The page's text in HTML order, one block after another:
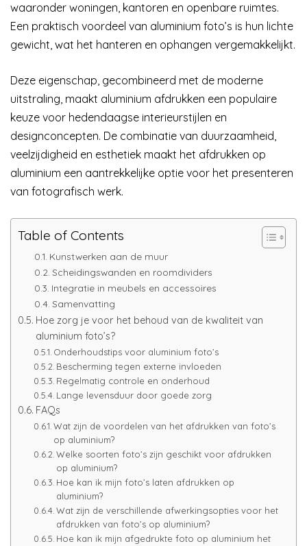
waaronder woningen, kantoren en openbare ruimtes.
Een praktisch voordeel van aluminium foto’s is hun lichte
gewicht, wat het hanteren en ophangen vergemakkelijkt.
Deze eigenschap, gecombineerd met de moderne
uitstraling, maakt aluminium afdrukken een populaire
keuze voor hedendaagse interieurstijlen en
designconcepten. De combinatie van duurzaamheid,
veelzijdigheid en esthetiek maakt het afdrukken op
aluminium een aantrekkelijke optie voor het presenteren
van fotografisch werk.
Table of Contents
Kunstwerken aan de muur
Scheidingswanden en roomdividers
Integratie in meubels en accessoires
Samenvatting
Hoe zorg je voor het behoud van de kwaliteit van
aluminium foto’s?
Onderhoudstips voor aluminium foto’s
Bescherming tegen externe invloeden
Regelmatig controle en onderhoud
Lange levensduur door goede zorg
FAQs
Wat zijn de voordelen van het afdrukken van foto’s
op aluminium?
Welke soorten foto’s zijn geschikt voor afdrukken
op aluminium?
Hoe kan ik mijn foto’s laten afdrukken op
aluminium?
Wat zijn de verschillende afwerkingsopties voor het
afdrukken van foto’s op aluminium?
Hoe kan ik mijn afgedrukte foto op aluminium het